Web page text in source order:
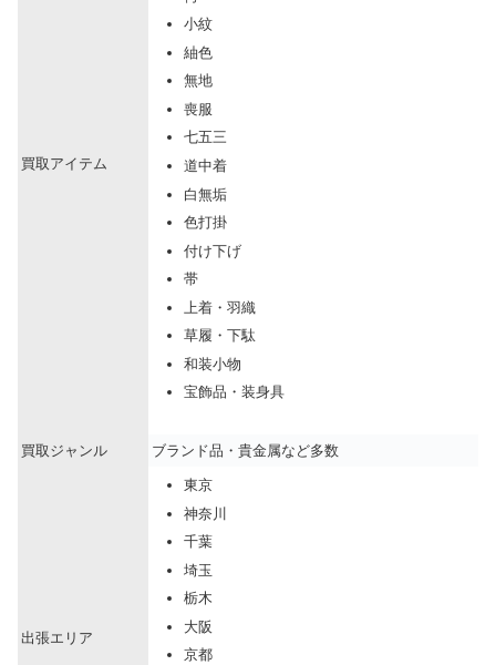
買取アイテム
小紋
紬色
無地
喪服
七五三
道中着
白無垢
色打掛
付け下げ
帯
上着・羽織
草履・下駄
和装小物
宝飾品・装身具
買取ジャンル ブランド品・貴金属など多数
出張エリア
東京
神奈川
千葉
埼玉
栃木
大阪
京都